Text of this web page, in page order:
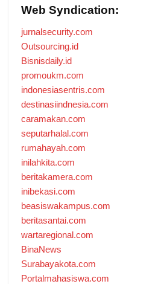
Web Syndication:
jurnalsecurity.com
Outsourcing.id
Bisnisdaily.id
promoukm.com
indonesiasentris.com
destinasiindnesia.com
caramakan.com
seputarhalal.com
rumahayah.com
inilahkita.com
beritakamera.com
inibekasi.com
beasiswakampus.com
beritasantai.com
wartaregional.com
BinaNews
Surabayakota.com
Portalmahasiswa.com